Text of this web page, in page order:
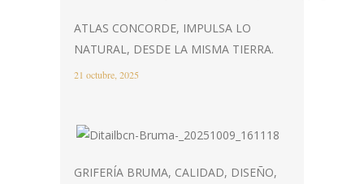
ATLAS CONCORDE, IMPULSA LO
NATURAL, DESDE LA MISMA TIERRA.
21 octubre, 2025
GRIFERÍA BRUMA, CALIDAD, DISEÑO,